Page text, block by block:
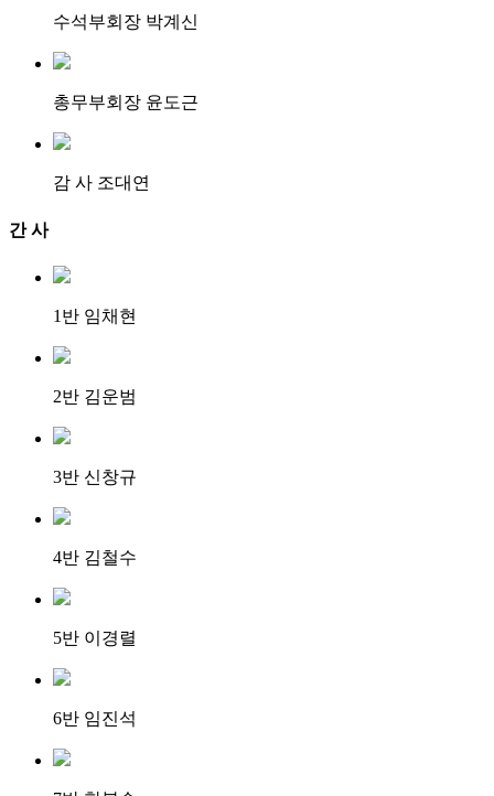
수석부회장 박계신
총무부회장 윤도근
감 사 조대연
간 사
1반 임채현
2반 김운범
3반 신창규
4반 김철수
5반 이경렬
6반 임진석